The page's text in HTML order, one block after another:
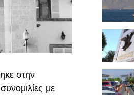
στην
με